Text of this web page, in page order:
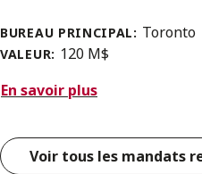
BUREAU PRINCIPAL: Toronto
VALEUR: 120 M$
En savoir plus
Voir tous les mandats